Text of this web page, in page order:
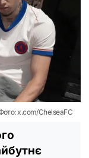
x.com/ChelseaFC